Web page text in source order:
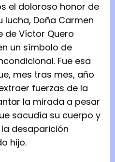
el doloroso honor de
Doña Carmen
de Víctor Quero
un símbolo de
Fue esa
mes tras mes, año
fuerzas de la
la mirada a pesar
sacudía su cuerpo y
desaparición
hijo.